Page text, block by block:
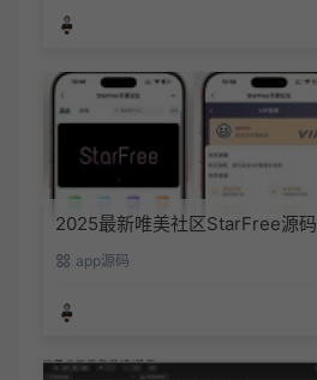
2025最新唯美社区StarFree源码
app源码